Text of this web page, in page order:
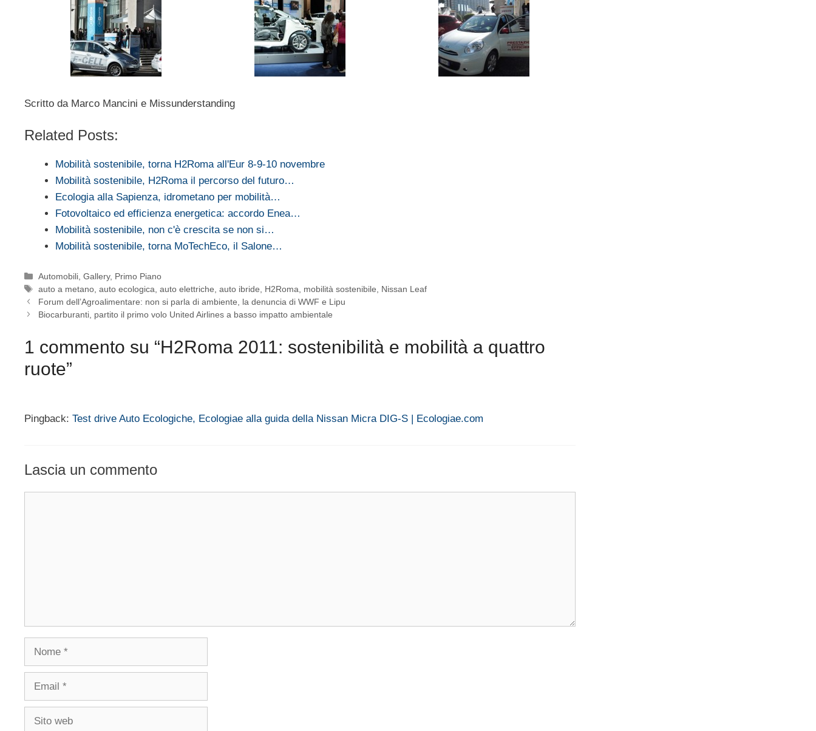
Scritto da Marco Mancini e Missunderstanding
Related Posts:
Mobilità sostenibile, torna H2Roma all'Eur 8-9-10 novembre
Mobilità sostenibile, H2Roma il percorso del futuro…
Ecologia alla Sapienza, idrometano per mobilità…
Fotovoltaico ed efficienza energetica: accordo Enea…
Mobilità sostenibile, non c'è crescita se non si…
Mobilità sostenibile, torna MoTechEco, il Salone…
Categorie
Automobili ,Gallery, Primo Piano
Tag
auto a metano ,auto ecologica ,auto elettriche ,auto ibride H2Roma mobilità sostenibile
Nissan Leaf
Forum dell’Agroalimentare: non si parla di ambiente, la denuncia di WWF e Lipu
Biocarburanti, partito il primo volo United Airlines a basso impatto ambientale
1 commento su “H2Roma 2011: sostenibilità e mobilità a quattro
ruote”
Pingback: Test drive Auto Ecologiche, Ecologiae alla guida della Nissan Micra DIG-S | Ecologiae.com
Lascia un commento